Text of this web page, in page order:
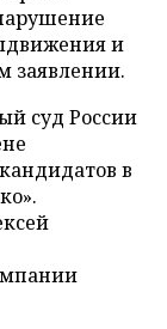
и
заявлении.
суд России
в